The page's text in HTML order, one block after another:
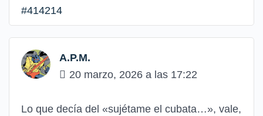
#414214
A.P.M.
20 marzo, 2026 a las 17:22
Lo que decía del «sujétame el cubata…», vale,